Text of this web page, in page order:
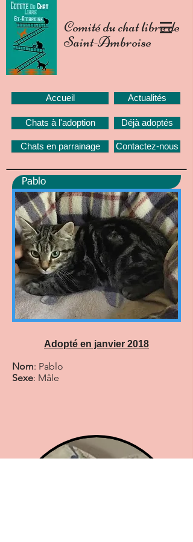
Comité du chat libre de
Saint-Ambroise
Accueil Actualités
Chats à l'adoption
Chats en parrainage
Déjà adoptés
Contactez-nous
Pablo
Adopté en janvier 2018
Nom: Pablo
Sexe: Mâle